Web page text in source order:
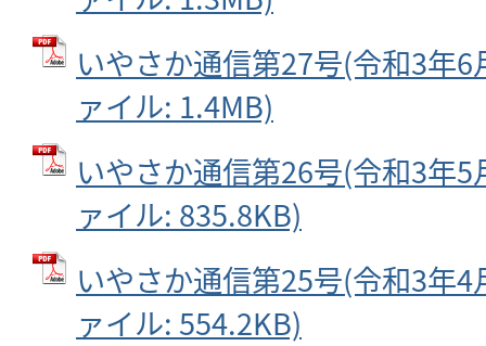
いやさか通信第27号(令和3年6
ァイル: 1.4MB)
いやさか通信第26号(令和3年5
ァイル: 835.8KB)
いやさか通信第25号(令和3年4
ァイル: 554.2KB)